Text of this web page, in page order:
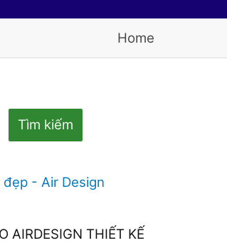
Home
Tìm kiếm
- Air Design
AIRDESIGN THIẾT KẾ